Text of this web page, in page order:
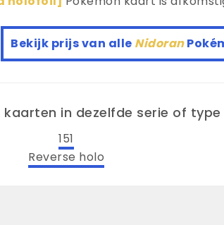
Bekijk prijs van alle Nidoran
kaarten in dezelfde serie of type
151
Reverse holo